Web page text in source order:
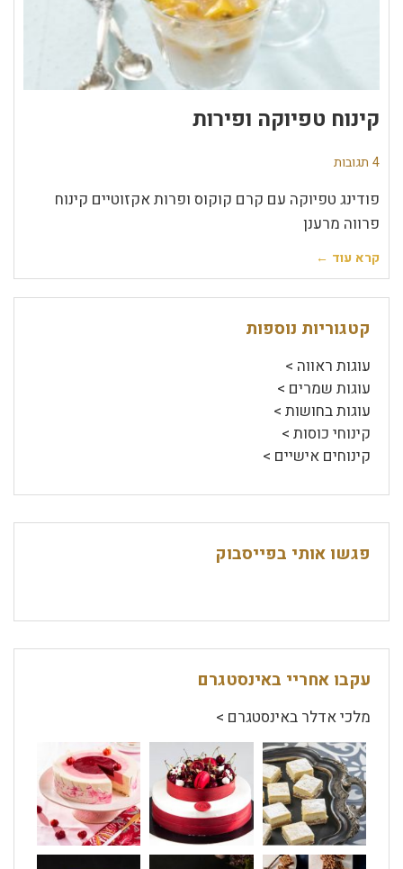
קינוח טפיוקה ופירות
4 תגובות
פודינג טפיוקה עם קרם קוקוס ופרות אקזוטיים קינוח
פרווה מרענן
קרא עוד ←
קטגוריות נוספות
עוגות ראווה >
עוגות שמרים >
עוגות בחושות >
קינוחי כוסות >
קינוחים אישיים >
פגשו אותי בפייסבוק
עקבו אחריי באינסטגרם
מלכי אדלר באינסטגרם >